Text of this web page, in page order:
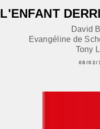
L'ENFANT
David
Evangéline de
Tony
08/02/